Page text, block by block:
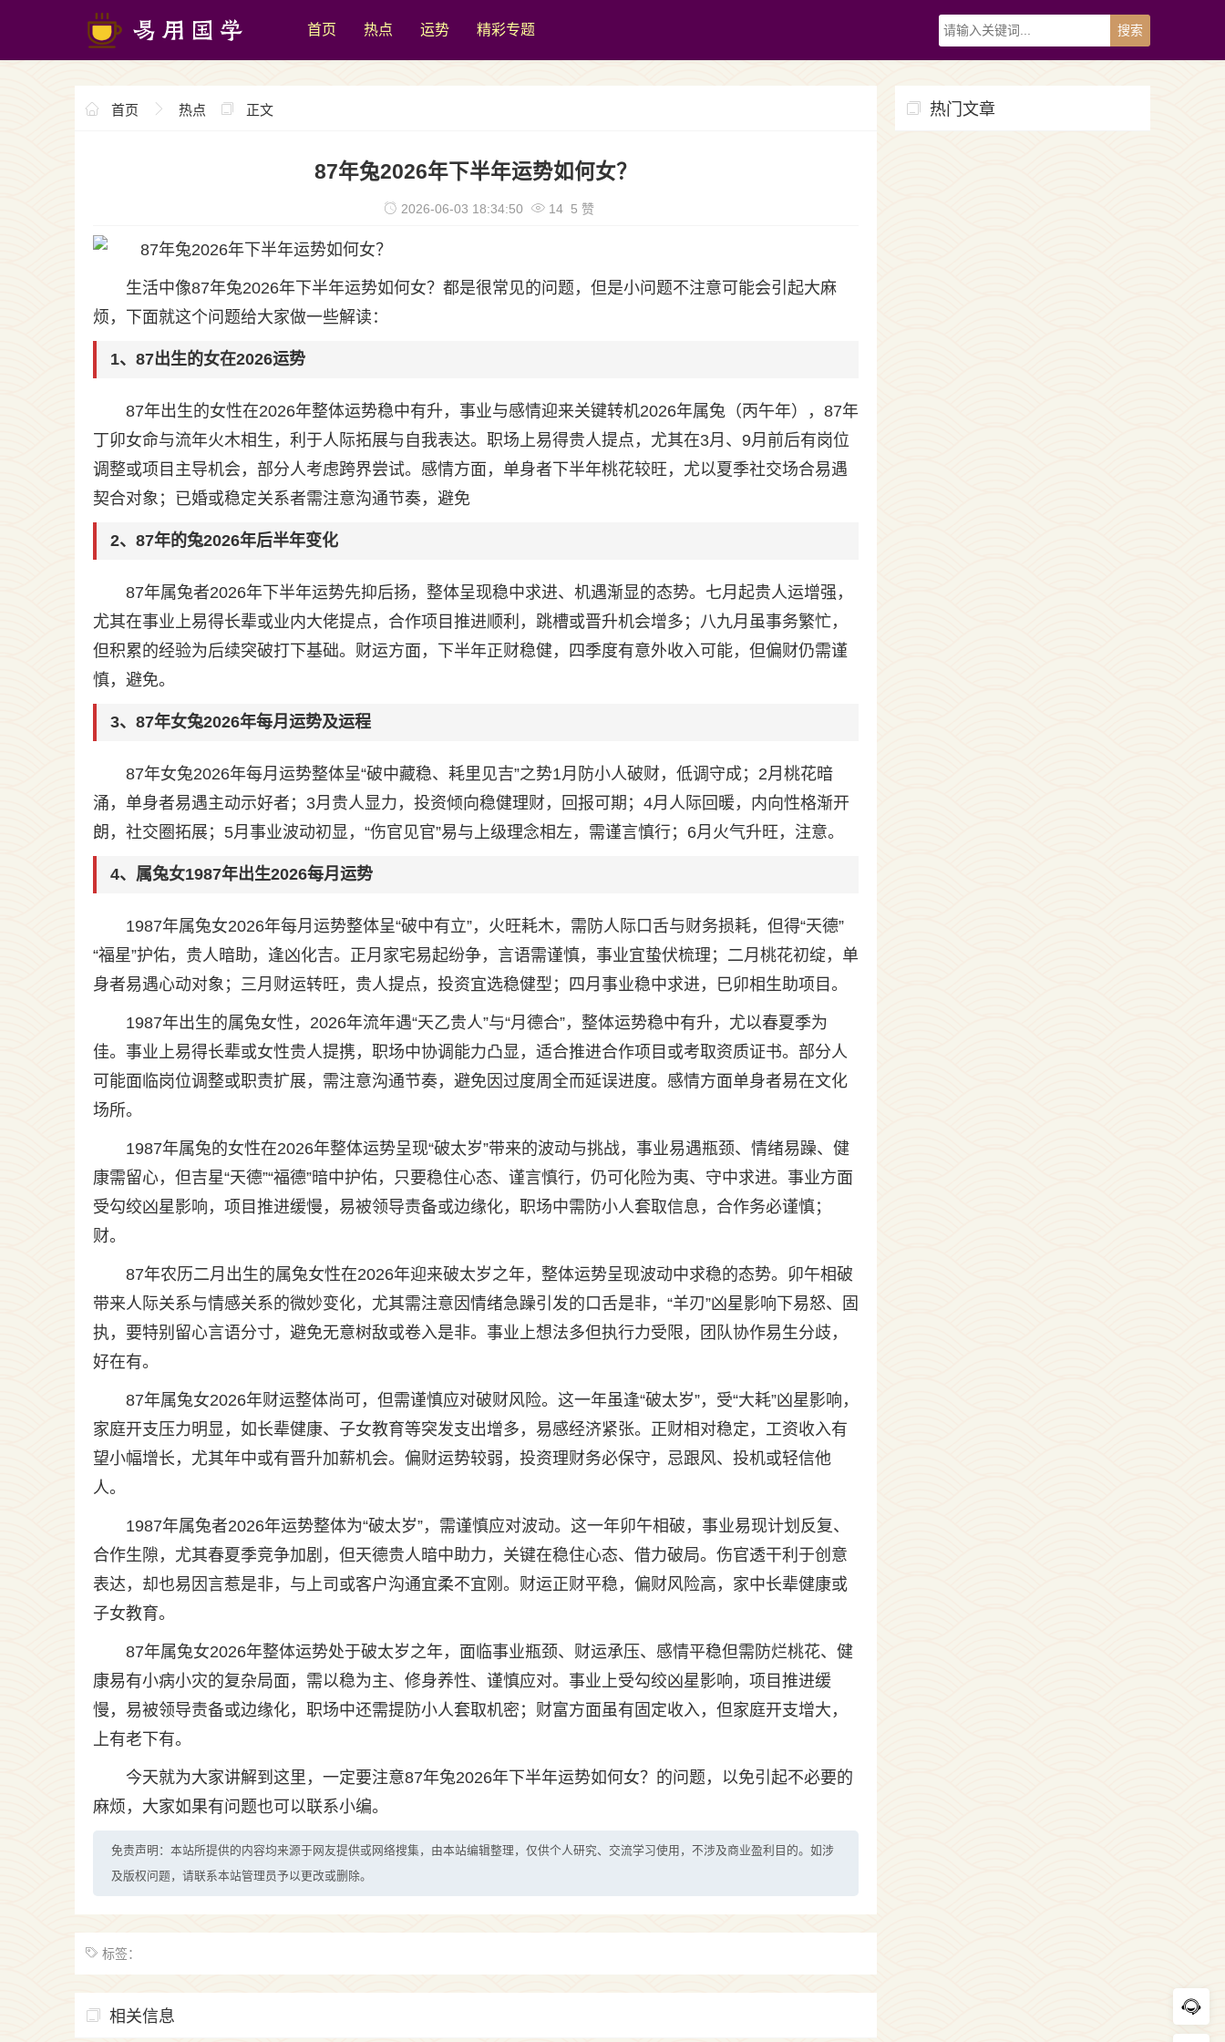
首页 热点 运势 精彩专题
首页 热点 正文
87年兔2026年下半年运势如何女？
2026-06-03 18:34:50 14 5 赞
生活中像87年兔2026年下半年运势如何女？都是很常见的问题，但是小问题不注意可能会引起大麻
烦，下面就这个问题给大家做一些解读：
1、87出生的女在2026运势
87年出生的女性在2026年整体运势稳中有升，事业与感情迎来关键转机2026年属兔（丙午年），87年
丁卯女命与流年火木相生，利于人际拓展与自我表达。职场上易得贵人提点，尤其在3月、9月前后有岗位
调整或项目主导机会，部分人考虑跨界尝试。感情方面，单身者下半年桃花较旺，尤以夏季社交场合易遇
契合对象；已婚或稳定关系者需注意沟通节奏，避免
2、87年的兔2026年后半年变化
87年属兔者2026年下半年运势先抑后扬，整体呈现稳中求进、机遇渐显的态势。七月起贵人运增强，
尤其在事业上易得长辈或业内大佬提点，合作项目推进顺利，跳槽或晋升机会增多；八九月虽事务繁忙，
但积累的经验为后续突破打下基础。财运方面，下半年正财稳健，四季度有意外收入可能，但偏财仍需谨
慎，避免。
3、87年女兔2026年每月运势及运程
87年女兔2026年每月运势整体呈“破中藏稳、耗里见吉”之势1月防小人破财，低调守成；2月桃花暗
涌，单身者易遇主动示好者；3月贵人显力，投资倾向稳健理财，回报可期；4月人际回暖，内向性格渐开
朗，社交圈拓展；5月事业波动初显，“伤官见官”易与上级理念相左，需谨言慎行；6月火气升旺，注意。
4、属兔女1987年出生2026每月运势
1987年属兔女2026年每月运势整体呈“破中有立”，火旺耗木，需防人际口舌与财务损耗，但得“天德”
“福星”护佑，贵人暗助，逢凶化吉。正月家宅易起纷争，言语需谨慎，事业宜蛰伏梳理；二月桃花初绽，单
身者易遇心动对象；三月财运转旺，贵人提点，投资宜选稳健型；四月事业稳中求进，巳卯相生助项目。
1987年出生的属兔女性，2026年流年遇“天乙贵人”与“月德合”，整体运势稳中有升，尤以春夏季为
佳。事业上易得长辈或女性贵人提携，职场中协调能力凸显，适合推进合作项目或考取资质证书。部分人
可能面临岗位调整或职责扩展，需注意沟通节奏，避免因过度周全而延误进度。感情方面单身者易在文化
场所。
1987年属兔的女性在2026年整体运势呈现“破太岁”带来的波动与挑战，事业易遇瓶颈、情绪易躁、健
康需留心，但吉星“天德”“福德”暗中护佑，只要稳住心态、谨言慎行，仍可化险为夷、守中求进。事业方面
受勾绞凶星影响，项目推进缓慢，易被领导责备或边缘化，职场中需防小人套取信息，合作务必谨慎；
财。
87年农历二月出生的属兔女性在2026年迎来破太岁之年，整体运势呈现波动中求稳的态势。卯午相破
带来人际关系与情感关系的微妙变化，尤其需注意因情绪急躁引发的口舌是非，“羊刃”凶星影响下易怒、固
执，要特别留心言语分寸，避免无意树敌或卷入是非。事业上想法多但执行力受限，团队协作易生分歧，
好在有。
87年属兔女2026年财运整体尚可，但需谨慎应对破财风险。这一年虽逢“破太岁”，受“大耗”凶星影响，
家庭开支压力明显，如长辈健康、子女教育等突发支出增多，易感经济紧张。正财相对稳定，工资收入有
望小幅增长，尤其年中或有晋升加薪机会。偏财运势较弱，投资理财务必保守，忌跟风、投机或轻信他
人。
1987年属兔者2026年运势整体为“破太岁”，需谨慎应对波动。这一年卯午相破，事业易现计划反复、
合作生隙，尤其春夏季竞争加剧，但天德贵人暗中助力，关键在稳住心态、借力破局。伤官透干利于创意
表达，却也易因言惹是非，与上司或客户沟通宜柔不宜刚。财运正财平稳，偏财风险高，家中长辈健康或
子女教育。
87年属兔女2026年整体运势处于破太岁之年，面临事业瓶颈、财运承压、感情平稳但需防烂桃花、健
康易有小病小灾的复杂局面，需以稳为主、修身养性、谨慎应对。事业上受勾绞凶星影响，项目推进缓
慢，易被领导责备或边缘化，职场中还需提防小人套取机密；财富方面虽有固定收入，但家庭开支增大，
上有老下有。
今天就为大家讲解到这里，一定要注意87年兔2026年下半年运势如何女？的问题，以免引起不必要的
麻烦，大家如果有问题也可以联系小编。
免责声明：本站所提供的内容均来源于网友提供或网络搜集，由本站编辑整理，仅供个人研究、交流学习使用，不涉及商业盈利目的。如涉
及版权问题，请联系本站管理员予以更改或删除。
标签：
相关信息
热门文章